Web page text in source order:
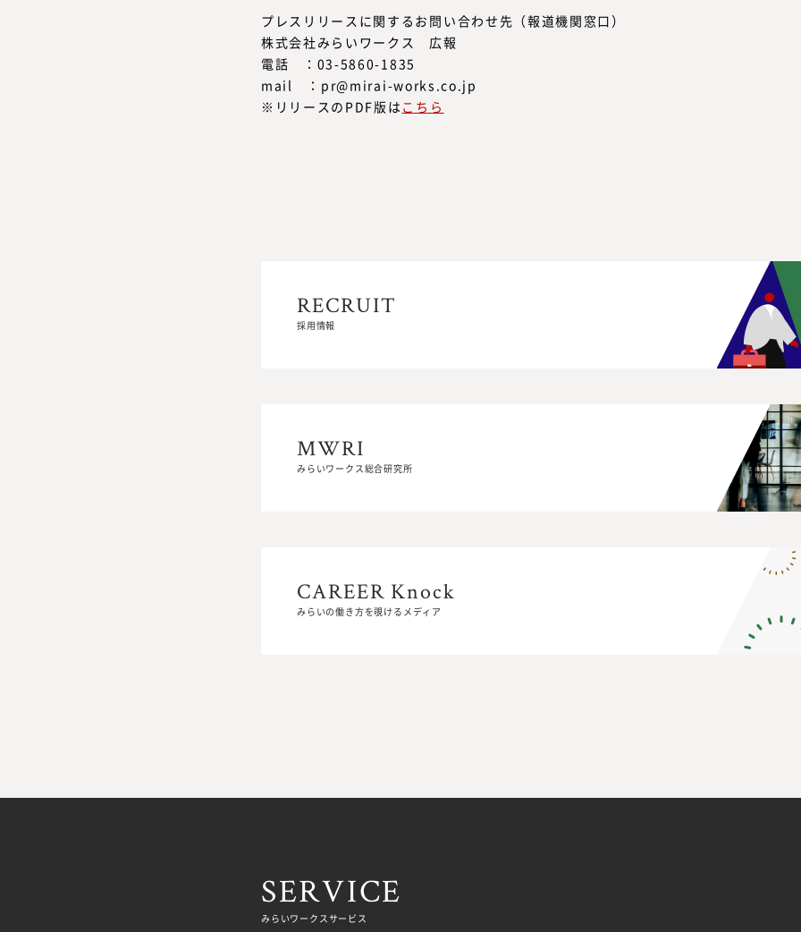
プレスリリースに関するお問い合わせ先（報道機関窓口）
株式会社みらいワークス 広報
電話 ：03-5860-1835
mail ：pr@mirai-works.co.jp
※リリースのPDF版は こちら
RECRUIT
採用情報
RECRUIT
採用情報
MWRI
みらいワークス総合研究所
MWRI
みらいワークス総合研究所
CAREER Knock
みらいの働き方を覗けるメディア
CAREER Knock
みらいの働き方を覗けるメディア
SERVICE
みらいワークスサービス